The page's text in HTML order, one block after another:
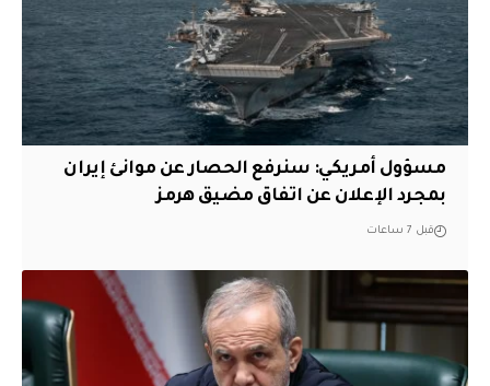
مسؤول أمريكي: سنرفع الحصار عن موانئ إيران
بمجرد الإعلان عن اتفاق مضيق هرمز
قبل 7 ساعات